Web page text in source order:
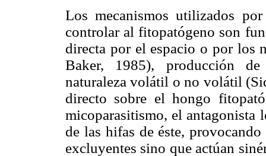
Los mecanismos utilizados
controlar al fitopatógeno son
directa por el espacio o por los
Baker, 1985), producción
naturaleza volátil o no volátil
directo sobre el hongo
micopa­rasitismo, el antagonista
de las hifas de éste,
excluyentes sino que actúan